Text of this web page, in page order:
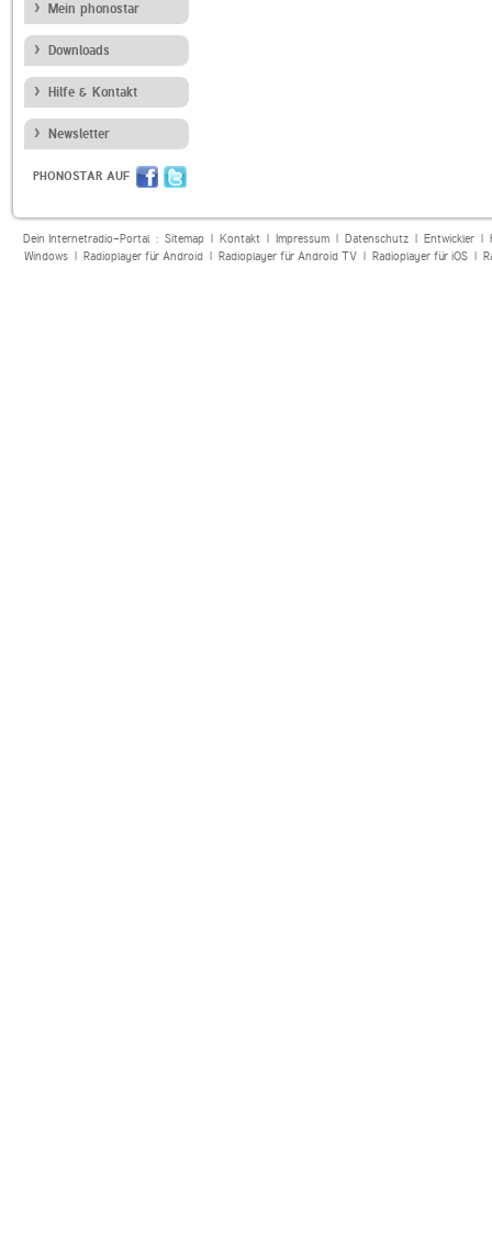
Mein phonostar
Downloads
Hilfe & Kontakt
Newsletter
PHONOSTAR AUF
Dein Internetradio-Portal : Sitemap| Kontakt| Impressum| Datenschutz| Entwickler|
Windows| Radioplayer für Android| Radioplayer für Android TV| Radioplayer für iOS|